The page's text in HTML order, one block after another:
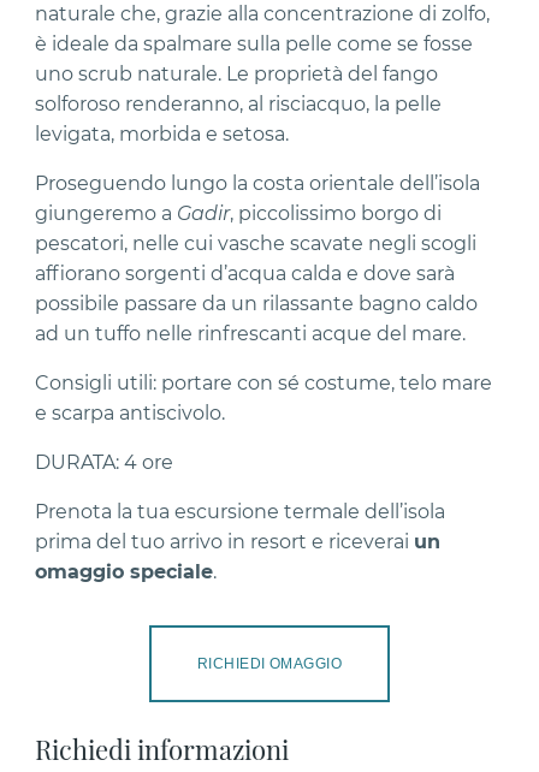
naturale che, grazie alla concentrazione di zolfo,
è ideale da spalmare sulla pelle come se fosse
uno scrub naturale. Le proprietà del fango
solforoso renderanno, al risciacquo, la pelle
levigata, morbida e setosa.
Proseguendo lungo la costa orientale dell’isola
giungeremo a Gadir, piccolissimo borgo di
pescatori, nelle cui vasche scavate negli scogli
affiorano sorgenti d’acqua calda e dove sarà
possibile passare da un rilassante bagno caldo
ad un tuffo nelle rinfrescanti acque del mare.
Consigli utili: portare con sé costume, telo mare
e scarpa antiscivolo.
DURATA: 4 ore
Prenota la tua escursione termale dell’isola
prima del tuo arrivo in resort e riceverai un
omaggio speciale.
RICHIEDI OMAGGIO
Richiedi informazioni